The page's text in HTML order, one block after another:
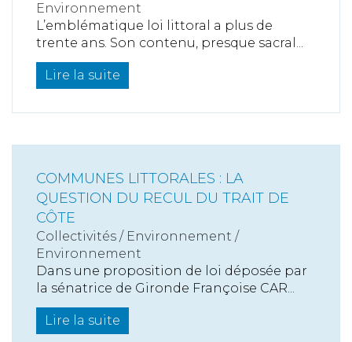
Environnement
L’emblématique loi littoral a plus de
trente ans. Son contenu, presque sacral...
Lire la suite
COMMUNES LITTORALES : LA
QUESTION DU RECUL DU TRAIT DE
CÔTE
Collectivités / Environnement /
Environnement
Dans une proposition de loi déposée par
la sénatrice de Gironde Françoise CAR...
Lire la suite